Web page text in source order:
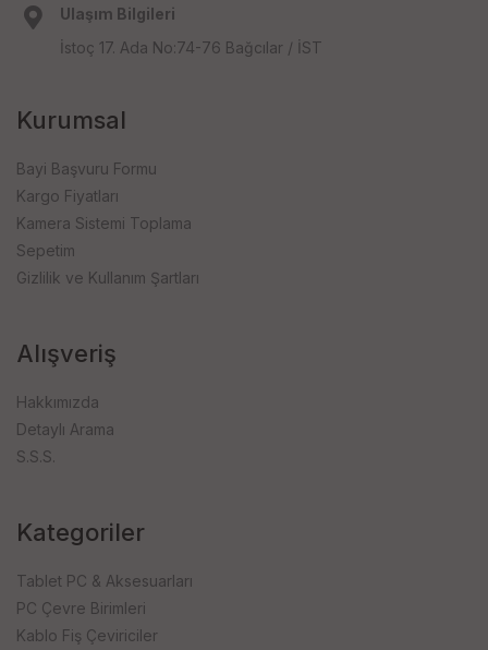
Ulaşım Bilgileri
İstoç 17. Ada No:74-76 Bağcılar / İST
Kurumsal
Bayi Başvuru Formu
Kargo Fiyatları
Kamera Sistemi Toplama
Sepetim
Gizlilik ve Kullanım Şartları
Alışveriş
Hakkımızda
Detaylı Arama
S.S.S.
Kategoriler
Tablet PC & Aksesuarları
PC Çevre Birimleri
Kablo Fiş Çeviriciler